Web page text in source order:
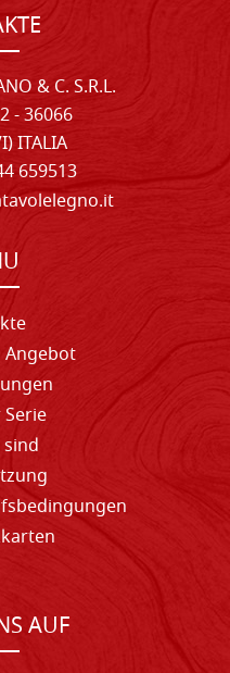
& C. S.R.L.
- 36066
ITALIA
659513
AUF